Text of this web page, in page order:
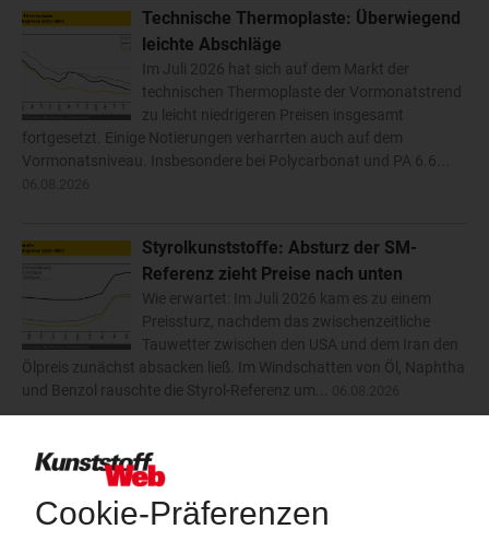
Technische Thermoplaste: Überwiegend
leichte Abschläge
Im Juli 2026 hat sich auf dem Markt der
technischen Thermoplaste der Vormonatstrend
zu leicht niedrigeren Preisen insgesamt
fortgesetzt. Einige Notierungen verharrten auch auf dem
Vormonatsniveau. Insbesondere bei Polycarbonat und PA 6.6...
Styrolkunststoffe: Absturz der SM-
Referenz zieht Preise nach unten
Wie erwartet: Im Juli 2026 kam es zu einem
Preissturz, nachdem das zwischenzeitliche
Tauwetter zwischen den USA und dem Iran den
Ölpreis zunächst absacken ließ. Im Windschatten von Öl, Naphtha
und Benzol rauschte die Styrol-Referenz um...
Trinseo: Deutliche Preiserhöhungen für
Polystyrol, ABS und SAN
Der Kunststoffkonzern Trinseo hat im August
2026 dreistellige Aufschläge für